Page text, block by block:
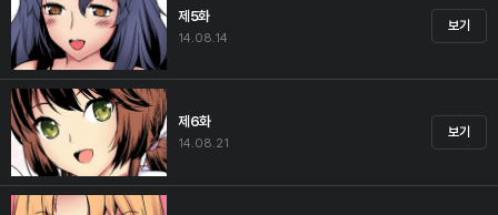
제5화
14.08.14
보기
제6화
14.08.21
보기